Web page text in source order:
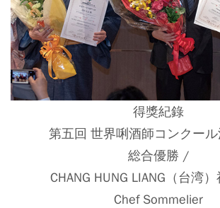
得獎紀錄
第五回 世界唎酒師コンクー
総合優勝 /
CHANG HUNG LIANG（台湾
Chef Sommelier